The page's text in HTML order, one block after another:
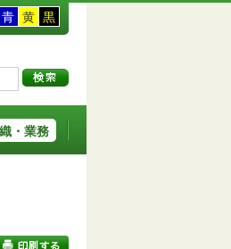
青 黄 黒
・業務